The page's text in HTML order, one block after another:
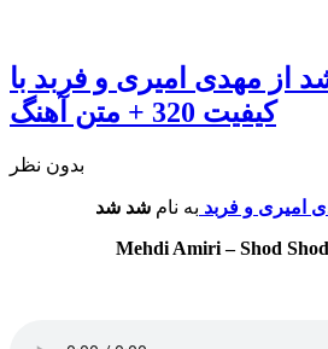
از مهدی امیری و فربد با
کیفیت 320 + متن آهنگ
بدون نظر
امیری و فربد به نام شد شد
Mehdi Amiri – Shod